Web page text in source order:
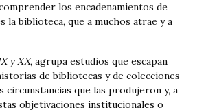
los encadenamientos de
biblioteca, que a muchos atrae y a
y XX, agrupa estudios que escapan
de bibliotecas y de colecciones
que las produjeron y, a
objetivaciones institucionales o